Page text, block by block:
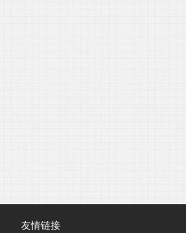
友情链接